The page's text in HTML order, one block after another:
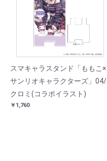
スマキャラスタンド「ももこ×
サンリオキャラクターズ」04/
クロミ(コラボイラスト)
￥1,760